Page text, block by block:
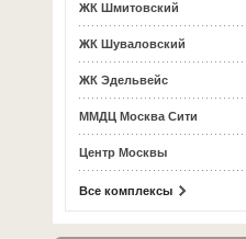
ЖК Шмитовский
ЖК Шуваловский
ЖК Эдельвейс
ММДЦ Москва Сити
Центр Москвы
Все комплексы